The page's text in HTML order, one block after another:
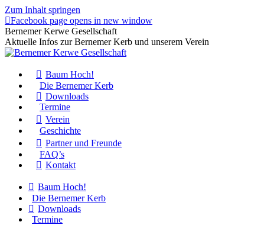
Zum Inhalt springen
Facebook page opens in new window
Bernemer Kerwe Gesellschaft
Aktuelle Infos zur Bernemer Kerb und unserem Verein
Baum Hoch!
Die Bernemer Kerb
Downloads
Termine
Verein
Geschichte
Partner und Freunde
FAQ’s
Kontakt
Baum Hoch!
Die Bernemer Kerb
Downloads
Termine